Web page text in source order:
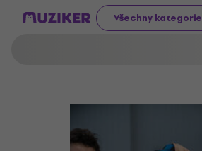
Všechny kategorie